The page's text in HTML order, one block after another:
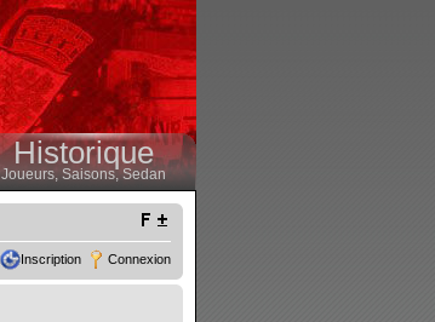
Historique
Joueurs, Saisons,Sedan
Inscription Connexion